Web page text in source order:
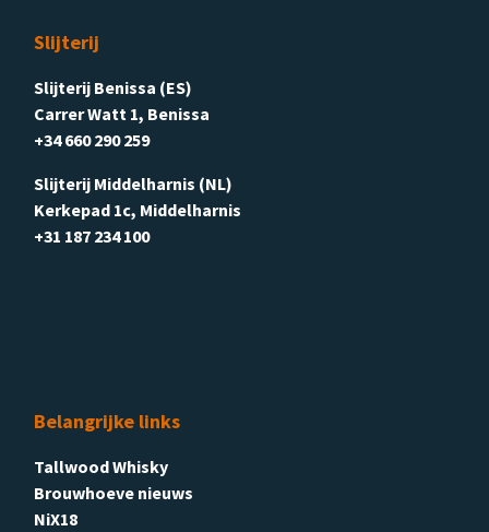
Slijterij
Slijterij Benissa (ES)
Carrer Watt 1, Benissa
+34 660 290 259
Slijterij Middelharnis (NL)
Kerkepad 1c, Middelharnis
+31 187 234 100
Belangrijke links
Tallwood Whisky
Brouwhoeve nieuws
NiX18